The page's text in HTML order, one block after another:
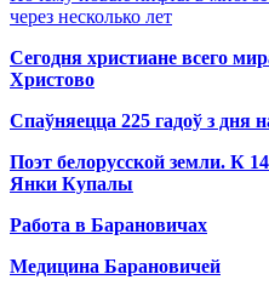
через несколько лет
Сегодня христиане всего
Христово
Спаўняецца 225 гадоў з дня
Поэт белорусской земли. К
Янки Купалы
Работа в Барановичах
Медицина Барановичей